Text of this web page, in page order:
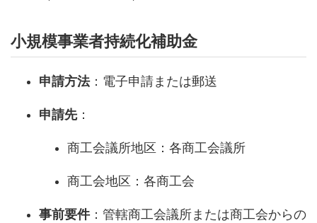
小規模事業者持続化補助金
申請方法：電子申請または郵送
申請先：
商工会議所地区：各商工会議所
商工会地区：各商工会
事前要件：管轄商工会議所または商工会からの